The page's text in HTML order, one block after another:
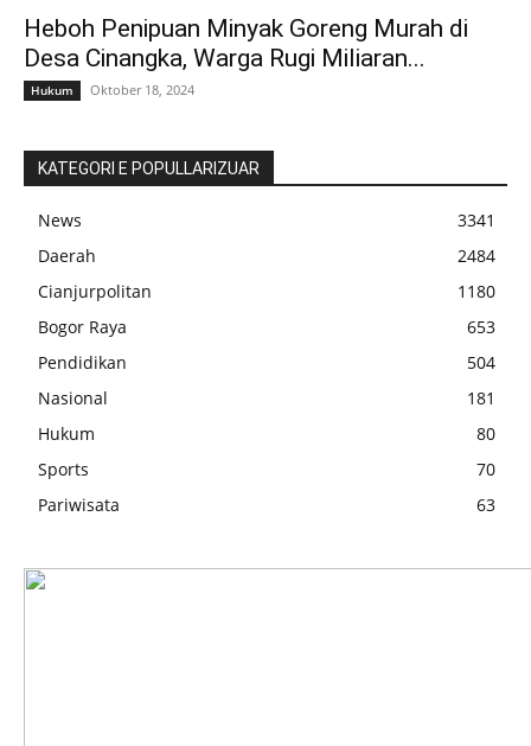
Heboh Penipuan Minyak Goreng Murah di
Desa Cinangka, Warga Rugi Miliaran...
Hukum Oktober 18, 2024
KATEGORI E POPULLARIZUAR
News
3341
Daerah
2484
Cianjurpolitan
1180
Bogor Raya
653
Pendidikan
504
Nasional
181
Hukum
80
Sports
70
Pariwisata
63